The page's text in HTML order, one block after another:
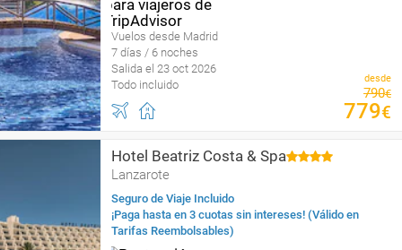
Vuelos desde Madrid
7 días / 6 noches
Salida el 23 oct 2026
Todo incluido
desde
790€
779€
Hotel Beatriz Costa & Spa
Lanzarote
Seguro de Viaje Incluido
¡Paga hasta en 3 cuotas sin intereses! (Válido en
Tarifas Reembolsables)